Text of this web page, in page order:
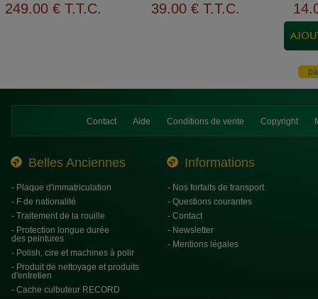
249.00 € T.T.C. 39.00 € T.T.C. 14
Contact Aide Conditions de vente Copyright
Belles Anciennes Informations
- Plaque d'immatriculation
- F de nationalité
- Traitement de la rouille
- Protection longue durée
des peintures
- Polish, cire et machines à polir
- Produit de nettoyage et produits
d'entretien
- Cache culbuteur RECORD
- Nos forfaits de transport
- Questions courantes
- Contact
- Newsletter
- Mentions légales